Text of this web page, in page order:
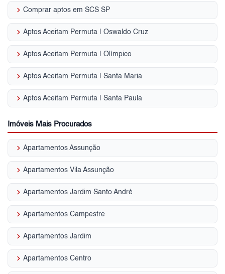
keyboard_arrow_right Comprar aptos em SCS SP
keyboard_arrow_right Aptos Aceitam Permuta | Oswaldo Cruz
keyboard_arrow_right Aptos Aceitam Permuta | Olímpico
keyboard_arrow_right Aptos Aceitam Permuta | Santa Maria
keyboard_arrow_right Aptos Aceitam Permuta | Santa Paula
Imóveis Mais Procurados
keyboard_arrow_right Apartamentos Assunção
keyboard_arrow_right Apartamentos Vila Assunção
keyboard_arrow_right Apartamentos Jardim Santo André
keyboard_arrow_right Apartamentos Campestre
keyboard_arrow_right Apartamentos Jardim
keyboard_arrow_right Apartamentos Centro